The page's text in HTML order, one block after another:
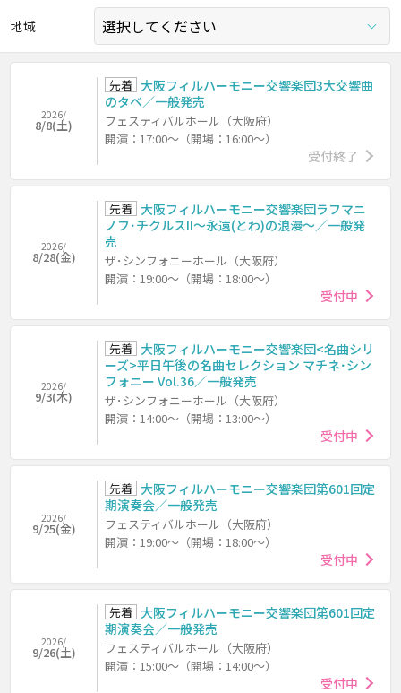
地域
2026/
8/8(土)
先着 大阪フィルハーモニー交響楽団3大交響曲
のタベ／一般発売
フェスティバルホール（大阪府）
開演：17:00～（開場：16:00～）
受付終了
2026/
8/28(金)
先着 大阪フィルハーモニー交響楽団ラフマニ
ノフ･チクルスII～永遠(とわ)の浪漫～／一般発
売
ザ･シンフォニーホール（大阪府）
開演：19:00～（開場：18:00～）
受付中
2026/
9/3(木)
先着 大阪フィルハーモニー交響楽団<名曲シリ
ーズ>平日午後の名曲セレクション マチネ･シン
フォニー Vol.36／一般発売
ザ･シンフォニーホール（大阪府）
開演：14:00～（開場：13:00～）
受付中
2026/
9/25(金)
先着 大阪フィルハーモニー交響楽団第601回定
期演奏会／一般発売
フェスティバルホール（大阪府）
開演：19:00～（開場：18:00～）
受付中
2026/
9/26(土)
先着 大阪フィルハーモニー交響楽団第601回定
期演奏会／一般発売
フェスティバルホール（大阪府）
開演：15:00～（開場：14:00～）
受付中